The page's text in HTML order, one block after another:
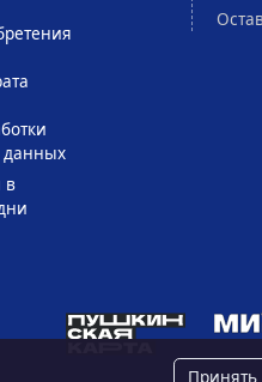
данных
в
Принять